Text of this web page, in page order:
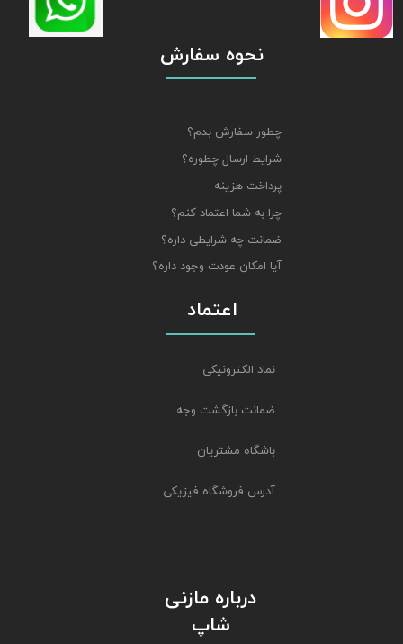
نحوه سفارش
چطور سفارش بدم؟
شرایط ارسال چطوره؟
پرداخت هزینه
چرا به شما اعتماد کنم؟
ضمانت چه شرایطی داره؟
آیا امکان عودت وجود داره؟
اعتماد
نماد الکترونیکی
ضمانت بازگشت وجه
باشگاه مشتریان
آدرس فروشگاه فیزیکی
درباره مازنی
شاپ